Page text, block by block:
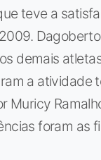
teve a
demais
a atividade
Muricy
foram as